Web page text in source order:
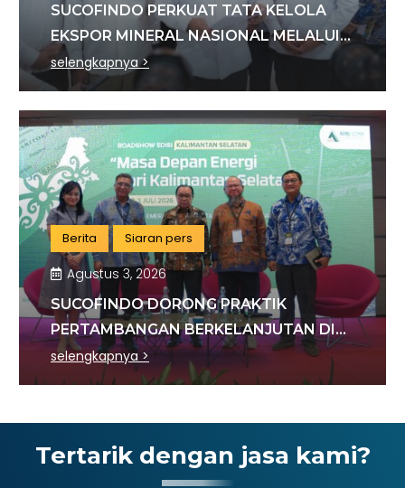
SUCOFINDO PERKUAT TATA KELOLA
EKSPOR MINERAL NASIONAL MELALUI
SINERGI DENGAN KSP DAN DANANTARA
selengkapnya >
Berita Siaran pers
Agustus 3, 2026
SUCOFINDO DORONG PRAKTIK
PERTAMBANGAN BERKELANJUTAN DI
SEKTOR BATU BARA
selengkapnya >
Tertarik dengan jasa kami?